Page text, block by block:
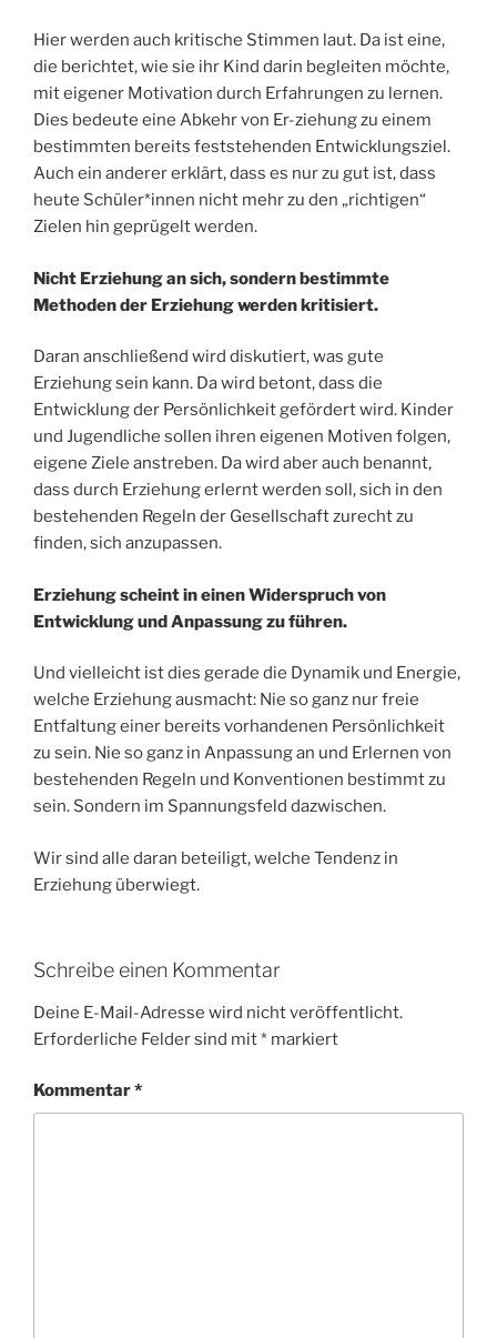
Hier werden auch kritische Stimmen laut. Da ist eine,
die berichtet, wie sie ihr Kind darin begleiten möchte,
mit eigener Motivation durch Erfahrungen zu lernen.
Dies bedeute eine Abkehr von Er-ziehung zu einem
bestimmten bereits feststehenden Entwicklungsziel.
Auch ein anderer erklärt, dass es nur zu gut ist, dass
heute Schüler*innen nicht mehr zu den „richtigen“
Zielen hin geprügelt werden.
Nicht Erziehung an sich, sondern bestimmte
Methoden der Erziehung werden kritisiert.
Daran anschließend wird diskutiert, was gute
Erziehung sein kann. Da wird betont, dass die
Entwicklung der Persönlichkeit gefördert wird. Kinder
und Jugendliche sollen ihren eigenen Motiven folgen,
eigene Ziele anstreben. Da wird aber auch benannt,
dass durch Erziehung erlernt werden soll, sich in den
bestehenden Regeln der Gesellschaft zurecht zu
finden, sich anzupassen.
Erziehung scheint in einen Widerspruch von
Entwicklung und Anpassung zu führen.
Und vielleicht ist dies gerade die Dynamik und Energie,
welche Erziehung ausmacht: Nie so ganz nur freie
Entfaltung einer bereits vorhandenen Persönlichkeit
zu sein. Nie so ganz in Anpassung an und Erlernen von
bestehenden Regeln und Konventionen bestimmt zu
sein. Sondern im Spannungsfeld dazwischen.
Wir sind alle daran beteiligt, welche Tendenz in
Erziehung überwiegt.
Schreibe einen Kommentar
Deine E-Mail-Adresse wird nicht veröffentlicht.
Erforderliche Felder sind mit* markiert
Kommentar*